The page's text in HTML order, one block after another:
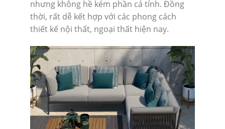
nhưng không hề kém phần cá tính. Đồng
thời, rất dễ kết hợp với các phong cách
thiết kế nội thất, ngoại thất hiện nay.